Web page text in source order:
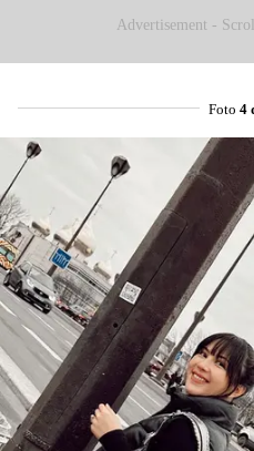
Advertisement -
Foto 4